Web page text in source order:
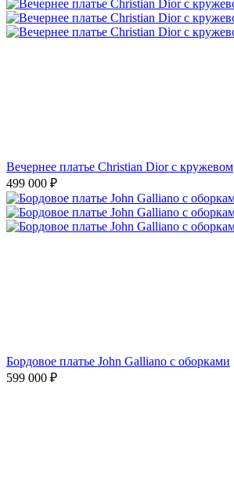
Вечернее платье Christian Dior с кружевом
499 000 ₽
Бордовое платье John Galliano с оборками
599 000 ₽